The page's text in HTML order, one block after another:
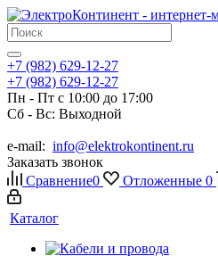
+7 (982) 629-12-27
+7 (982) 629-12-27
Пн - Пт с 10:00 до 17:00
Сб - Вс: Выходной
e-mail: info@elektrokontinent.ru
Заказать звонок
Сравнение0 Отложенные 0
Каталог